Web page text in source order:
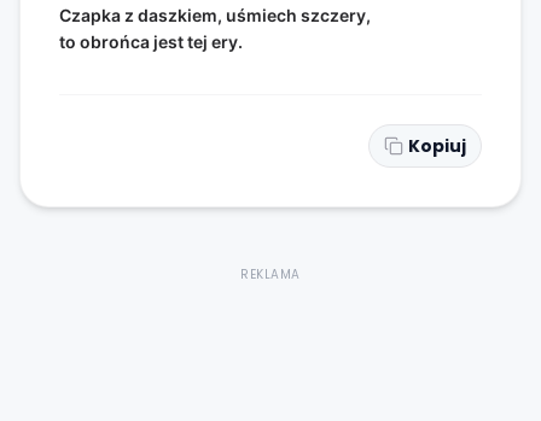
Czapka z daszkiem, uśmiech szczery,
to obrońca jest tej ery.
Kopiuj
REKLAMA